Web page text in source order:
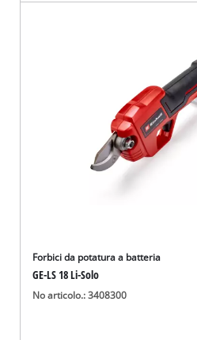
Forbici da potatura a batteria
GE-LS 18 Li-Solo
No articolo.: 3408300